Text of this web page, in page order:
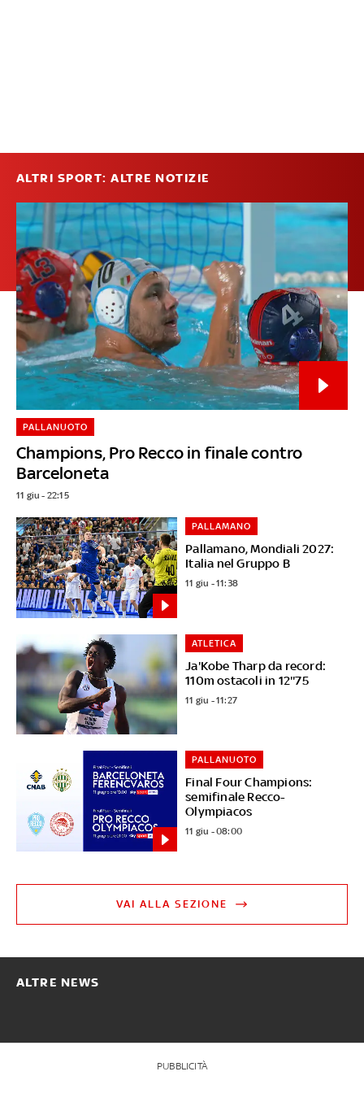
ALTRI SPORT: ALTRE NOTIZIE
Champions, Pro Recco in finale contro
Barceloneta
PALLANUOTO
11 giu - 22:15
Pallamano, Mondiali 2027:
Italia nel Gruppo B
PALLAMANO
11 giu - 11:38
Ja'Kobe Tharp da record:
110m ostacoli in 12''75
ATLETICA
11 giu - 11:27
Final Four Champions:
semifinale Recco-
Olympiacos
PALLANUOTO
11 giu - 08:00
VAI ALLA SEZIONE
ALTRE NEWS
PUBBLICITÀ